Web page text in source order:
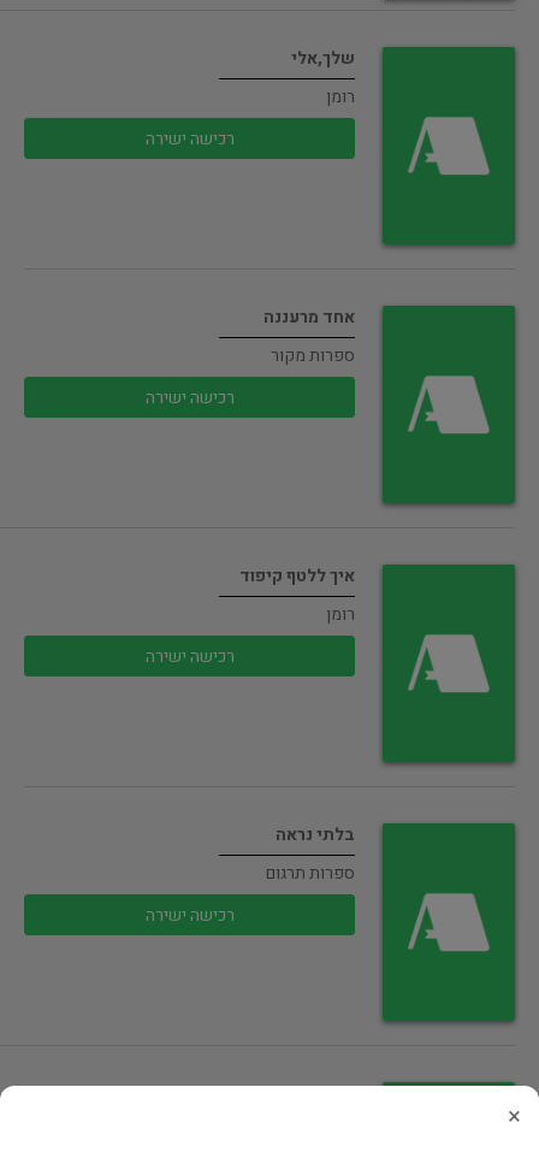
שלך,אלי
רומן
רכישה ישירה
אחד מרעננה
ספרות מקור
רכישה ישירה
איך ללטף קיפוד
רומן
רכישה ישירה
בלתי נראה
ספרות תרגום
רכישה ישירה
הסוד שגילה לי מנהל הבנק העולמי
×